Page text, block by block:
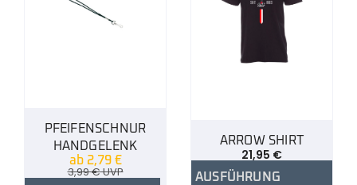
PFEIFENSCHNUR
HANDGELENK
ab 2,79 €
3,99€UVP
ARROW SHIRT
21,95 €
AUSFÜHRUNG